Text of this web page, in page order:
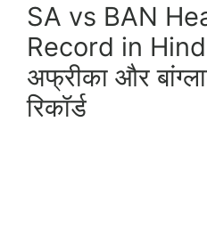
SA vs BAN
Record in Hindi
अफ्रीका और
रिकॉर्ड